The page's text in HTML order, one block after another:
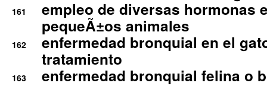
161
empleo de diversas hormonas
pequeÃ±os animales
162
enfermedad bronquial en el
tratamiento
163 enfermedad bronquial felina o